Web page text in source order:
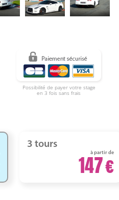
Possibilité de payer votre stage
en 3 fois sans frais
3 tours
à partir de
147